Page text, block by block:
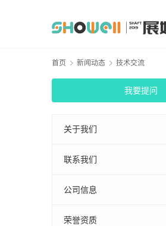
首页 新闻动态 技术交流
我要提问
关于我们
联系我们
公司信息
荣誉资质